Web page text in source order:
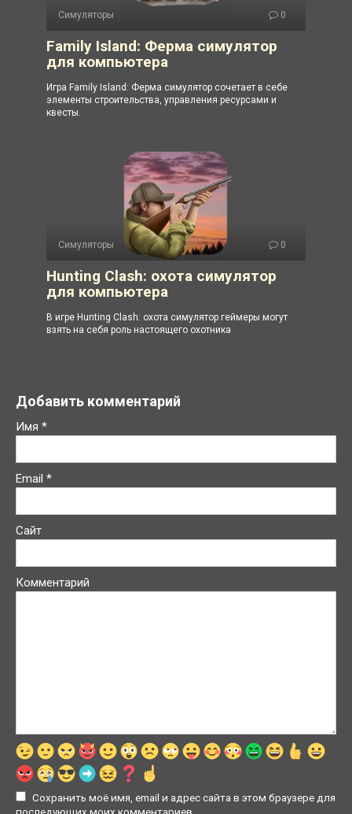
Симуляторы 0
Family Island: Ферма симулятор
для компьютера
Игра Family Island: Ферма симулятор сочетает в себе
элементы строительства, управления ресурсами и
квесты.
Симуляторы 0
Hunting Clash: охота симулятор
для компьютера
В игре Hunting Clash: охота симулятор геймеры могут
взять на себя роль настоящего охотника
Добавить комментарий
Имя *
Email *
Сайт
Комментарий
Сохранить моё имя, email и адрес сайта в этом браузере для